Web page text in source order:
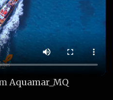
Aquamar_MQ